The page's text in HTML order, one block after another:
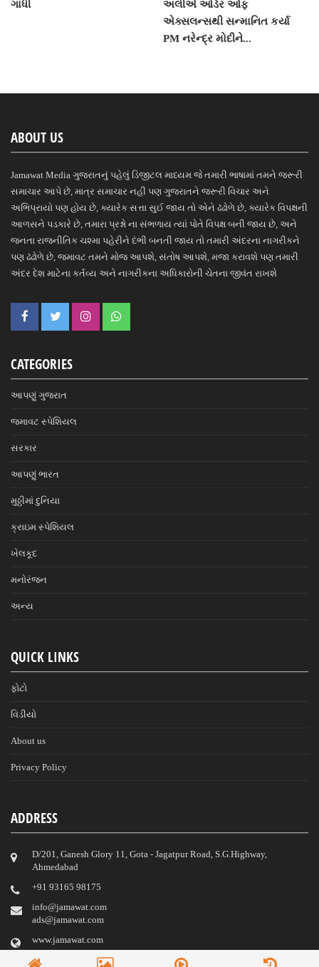
ગાંધી
અલીએ ઓર્ડર ઓફ
એક્સલન્સથી સન્માનિત કર્યા
PM નરેન્દ્ર મોદીને...
ABOUT US
Jamawat Media ગુજરાતનું પહેલું ડિજીટલ માધ્યમ જે તમારી ભાષામાં તમને જરૂરી
સમાચાર આપે છે, માત્ર સમાચાર નહીં પણ ગુજરાતને જરૂરી વિચાર અને
અભિપ્રાયો પણ હોય છે, ક્યારેક સત્તા સુઈ જાય તો એને ઢંઢોળે છે, ક્યારેક વિપક્ષની
આળસને પડકારે છે, તમારા પ્રશ્નો ના સંભળાય ત્યાં પોતે વિપક્ષ બની જાય છે, અને
જનતા રાજનીતિક ચશ્મા પહેરીને દંભી બનતી જાય તો તમારી અંદરના નાગરીકને
પણ ઢંઢોળે છે, જમાવટ તમને મોજ આપશે, સંતોષ આપશે, મજા કરાવશે પણ તમારી
અંદર દેશ માટેના કર્તવ્ય અને નાગરીકના અધિકારોની ચેતના જીવંત રાખશે
CATEGORIES
આપણું ગુજરાત
જમાવટ સ્પેશિયલ
સરકાર
આપણું ભારત
મુઠ્ઠીમાં દુનિયા
ક્રાઇમ સ્પેશિયલ
ખેલકૂદ
મનોરંજન
અન્ય
QUICK LINKS
ફોટો
વિડીયો
About us
Privacy Policy
ADDRESS
D/201, Ganesh Glory 11, Gota - Jagatpur Road, S.G.Highway,
Ahmedabad
‎+91 93165 98175
info@jamawat.com
ads@jamawat.com
www.jamawat.com